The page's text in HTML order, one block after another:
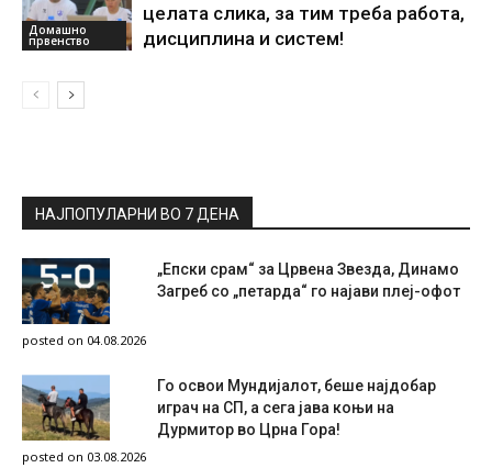
Домашно
првенство
целата слика, за тим треба работа,
дисциплина и систем!
НАЈПОПУЛАРНИ ВО 7 ДЕНА
„Епски срам“ за Црвена Звезда, Динамо
Загреб со „петарда“ го најави плеј-офот
posted on 04.08.2026
Го освои Мундијалот, беше најдобар
играч на СП, а сега јава коњи на
Дурмитор во Црна Гора!
posted on 03.08.2026